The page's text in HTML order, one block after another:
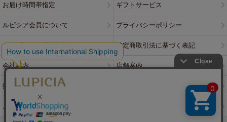
お届け時間帯指定 ギフトサービス
ルピシア会員について プライバシーポリシー
ウェブサイト利用規約 特定商取引法に基づく表記
会社案内 店舗案内
採用情報
よくある質問